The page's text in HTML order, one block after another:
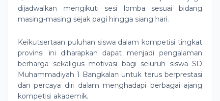
dijadwalkan mengikuti sesi lomba sesuai bidang
masing-masing sejak pagi hingga siang hari.
Keikutsertaan puluhan siswa dalam kompetisi tingkat
provinsi ini diharapkan dapat menjadi pengalaman
berharga sekaligus motivasi bagi seluruh siswa SD
Muhammadiyah 1 Bangkalan untuk terus berprestasi
dan percaya diri dalam menghadapi berbagai ajang
kompetisi akademik.